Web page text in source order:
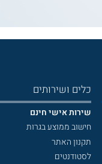
כלים ושירותים
שירות אישי חינם
חישוב ממוצע בגרות
תקנון האתר
לסטודנטים